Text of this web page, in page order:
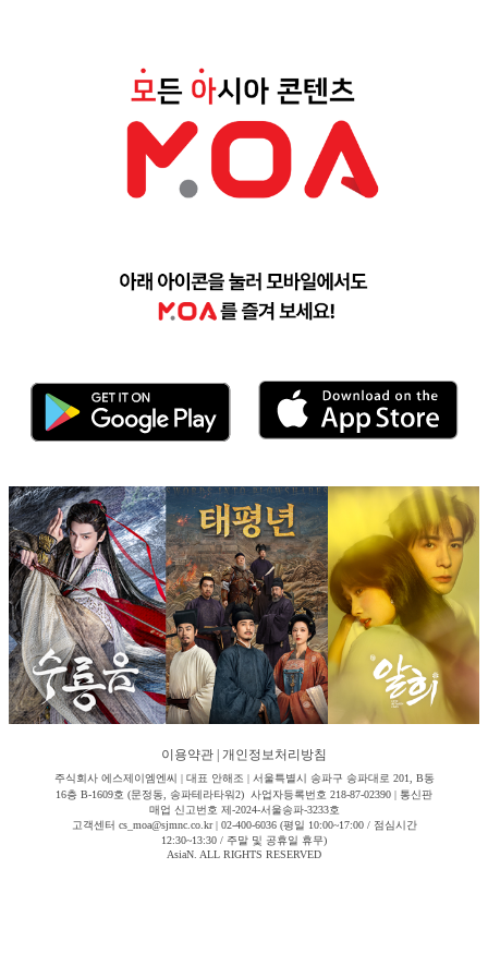
이용약관 개인정보처리방침
주식회사 에스제이엠엔씨 | 대표 안해조 | 서울특별시 송파구 송파대로 201, B동
16층 B-1609호 (문정동, 송파테라타워2) 사업자등록번호 218-87-02390 | 통신판
매업 신고번호 제-2024-서울송파-3233호
고객센터 cs_moa@sjmnc.co.kr | 02-400-6036 (평일 10:00~17:00 / 점심시간
12:30~13:30 / 주말 및 공휴일 휴무)
AsiaN. ALL RIGHTS RESERVED